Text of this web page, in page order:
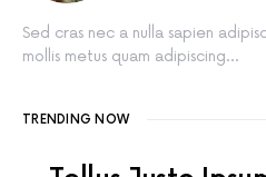
Sed cras nec a nulla sapien
mollis metus quam adipiscing…
TRENDING NOW